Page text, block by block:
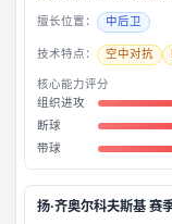
擅长位置： 中后卫
技术特点： 空中对抗
核心能力评分
组织进攻
断球
带球
扬·齐奥尔科夫斯基赛